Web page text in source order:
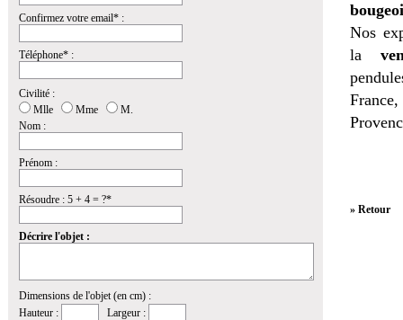
Confirmez votre email* :
Téléphone* :
Civilité :
Mlle
Mme
M.
Nom :
Prénom :
Résoudre : 5 + 4 = ?*
Décrire l'objet :
Dimensions de l'objet (en cm) :
Hauteur :
Largeur :
Nos
la
» Retour